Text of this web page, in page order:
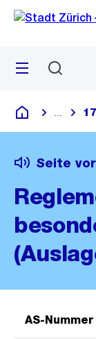
Sprunglink
Menü
Deutsch
Blende
Seite
AS-Nummer